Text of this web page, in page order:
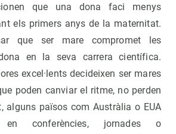
que una dona faci menys
els primers anys de la maternitat.
que ser mare compromet les
en la seva carrera científica.
excel·lents decideixen ser mares
poden canviar el ritme, no perden
alguns països com Austràlia o EUA
conferències, jornades o